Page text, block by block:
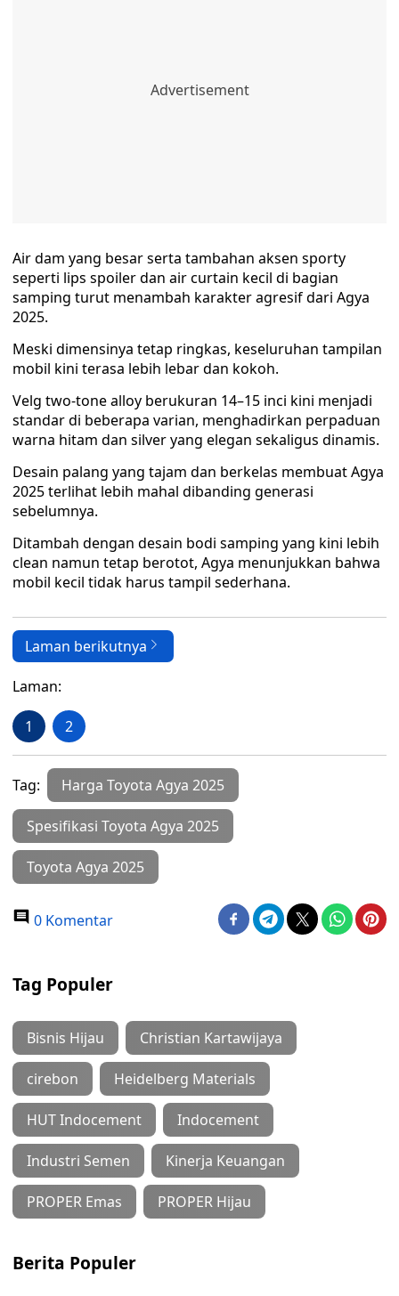
Air dam yang besar serta tambahan aksen sporty
seperti lips spoiler dan air curtain kecil di bagian
samping turut menambah karakter agresif dari Agya
2025.
Meski dimensinya tetap ringkas, keseluruhan tampilan
mobil kini terasa lebih lebar dan kokoh.
Velg two-tone alloy berukuran 14–15 inci kini menjadi
standar di beberapa varian, menghadirkan perpaduan
warna hitam dan silver yang elegan sekaligus dinamis.
Desain palang yang tajam dan berkelas membuat Agya
2025 terlihat lebih mahal dibanding generasi
sebelumnya.
Ditambah dengan desain bodi samping yang kini lebih
clean namun tetap berotot, Agya menunjukkan bahwa
mobil kecil tidak harus tampil sederhana.
Laman berikutnya
Laman:
1 2
Tag: Harga Toyota Agya 2025
Spesifikasi Toyota Agya 2025
Toyota Agya 2025
0 Komentar
Tag Populer
Bisnis Hijau Christian Kartawijaya
cirebon Heidelberg Materials
HUT Indocement Indocement
Industri Semen Kinerja Keuangan
PROPER Emas PROPER Hijau
Berita Populer